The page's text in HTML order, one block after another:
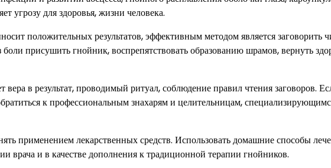
угрозу для здоровья, жизни человека.
положительных результатов, эффективным методом является заговорить
присушить гнойник, воспрепятствовать образованию шрамов, вернуть
в результат, проводимый ритуал, соблюдение правил чтения заговоров.
к профессиональным знахарям и целительницам,
применением лекарственных средств. Использовать домашние способы
врача и в качестве дополнения к традиционной терапии гнойников.